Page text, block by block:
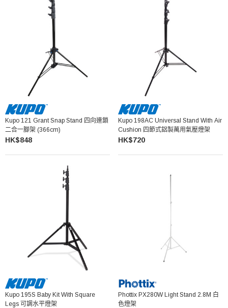
Kupo 121 Grant Snap Stand 四向連鎖
二合一腳架 (366cm)
HK$848
Kupo 198AC Universal Stand With Air
Cushion 四節式鋁製萬用氣壓燈架
HK$720
Kupo 195S Baby Kit With Square
Legs 可調水平燈架
Phottix PX280W Light Stand 2.8M 白
色燈架